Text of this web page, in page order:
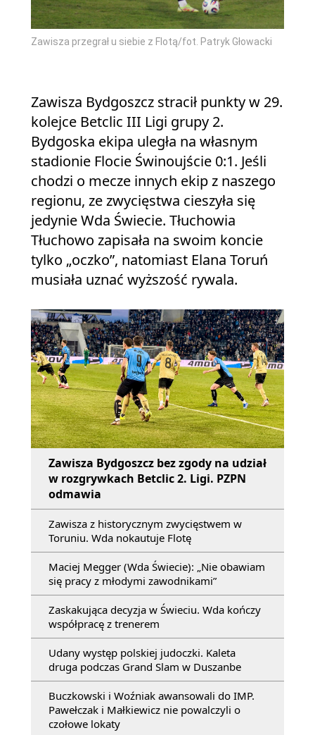
Zawisza przegrał u siebie z Flotą/fot. Patryk Głowacki
Zawisza Bydgoszcz stracił punkty w 29.
kolejce Betclic III Ligi grupy 2.
Bydgoska ekipa uległa na własnym
stadionie Flocie Świnoujście 0:1. Jeśli
chodzi o mecze innych ekip z naszego
regionu, ze zwycięstwa cieszyła się
jedynie Wda Świecie. Tłuchowia
Tłuchowo zapisała na swoim koncie
tylko „oczko”, natomiast Elana Toruń
musiała uznać wyższość rywala.
Zawisza Bydgoszcz bez zgody na udział
w rozgrywkach Betclic 2. Ligi. PZPN
odmawia
Zawisza z historycznym zwycięstwem w
Toruniu. Wda nokautuje Flotę
Maciej Megger (Wda Świecie): „Nie obawiam
się pracy z młodymi zawodnikami”
Zaskakująca decyzja w Świeciu. Wda kończy
współpracę z trenerem
Udany występ polskiej judoczki. Kaleta
druga podczas Grand Slam w Duszanbe
Buczkowski i Woźniak awansowali do IMP.
Pawełczak i Małkiewicz nie powalczyli o
czołowe lokaty